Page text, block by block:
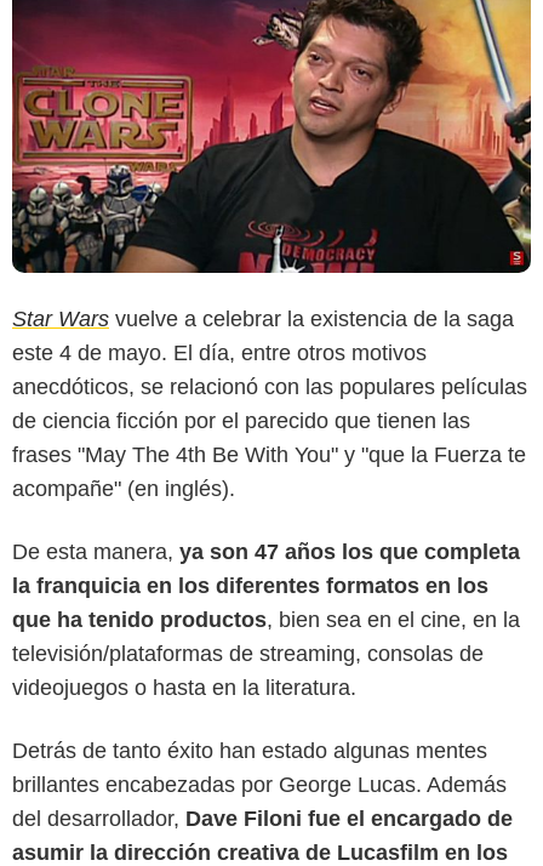
Star Wars vuelve a celebrar la existencia de la saga
este 4 de mayo. El día, entre otros motivos
anecdóticos, se relacionó con las populares películas
de ciencia ficción por el parecido que tienen las
frases "May The 4th Be With You" y "que la Fuerza te
acompañe" (en inglés).
De esta manera, ya son 47 años los que completa
la franquicia en los diferentes formatos en los
que ha tenido productos, bien sea en el cine, en la
televisión/plataformas de streaming, consolas de
videojuegos o hasta en la literatura.
Detrás de tanto éxito han estado algunas mentes
brillantes encabezadas por George Lucas. Además
del desarrollador, Dave Filoni fue el encargado de
asumir la dirección creativa de Lucasfilm en los